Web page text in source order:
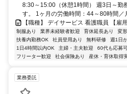
8:30～15:00（休憩1時間） 週3日～勤
す。 1ヶ月の労働時間：44～80時間／
【職種】 デイサービス 看護職員 【雇
制服あり 業界未経験者歓迎 育休延長あり 変
扶養内勤務OK
社員登用あり 無料研修 週1日
1日4時間以内OK
主婦・主夫歓迎 60代も応募
フリーター歓迎
社会保険あり 産休・育休取得
業務委託